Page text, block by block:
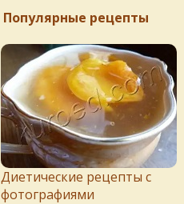
Популярные рецепты
Диетические рецепты с
фотографиями